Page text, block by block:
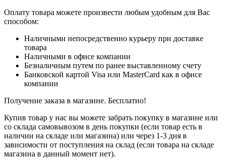
Оплату товара можете произвести любым удобным для Вас
способом:
Наличными непосредственно курьеру при доставке
товара
Наличными в офисе компании
Безналичным путем по ранее выставленному счету
Банковской картой Visa или MasterCard как в офисе
компании
Получение заказа в магазине. Бесплатно!
Купив товар у нас вы можете забрать покупку в магазине или
со склада самовывозом в день покупки (если товар есть в
наличии на складе или магазина) или через 1-3 дня в
зависимости от поступления на склад (если товара на складе
магазина в данный момент нет).